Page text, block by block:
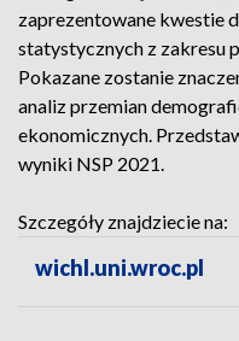
zaprezentowane kwestie
statystycznych z zakresu
Pokazane zostanie
analiz przemian
ekonomicznych.
wyniki NSP 2021.
Szczegóły znajdziecie na:
wichl.uni.wroc.pl